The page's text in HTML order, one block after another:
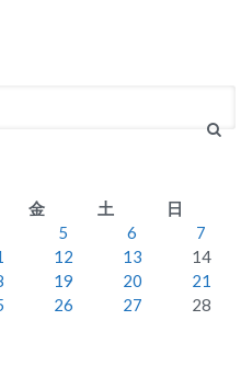
金 土
日
5 6
7
12 13
14
19 20
21
26 27
28